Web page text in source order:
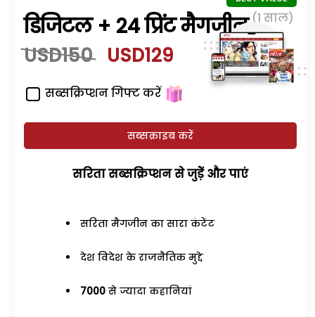
डिजिटल + 24 प्रिंट मैगजीन (1 साल)
USD150 USD129
सब्सक्रिप्शन गिफ्ट करें
सब्सक्राइब करें
सरिता सब्सक्रिप्शन से जुड़ेें और पाएं
सरिता मैगजीन का सारा कंटेंट
देश विदेश के राजनैतिक मुद्दे
7000 से ज्यादा कहानियां